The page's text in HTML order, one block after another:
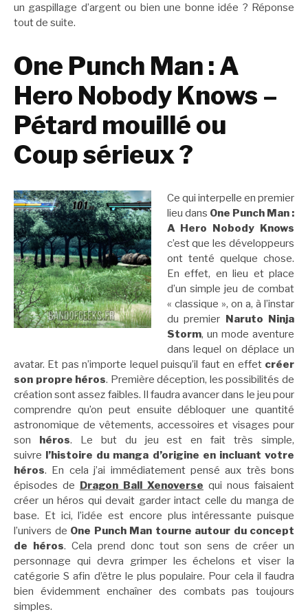
un gaspillage d’argent ou bien une bonne idée ? Réponse
tout de suite.
One Punch Man : A
Hero Nobody Knows –
Pétard mouillé ou
Coup sérieux ?
Ce qui interpelle en premier
lieu dans One Punch Man :
A Hero Nobody Knows
c’est que les développeurs
ont tenté quelque chose.
En effet, en lieu et place
d’un simple jeu de combat
« classique », on a, à l’instar
du premier Naruto Ninja
Storm, un mode aventure
dans lequel on déplace un
avatar. Et pas n’importe lequel puisqu’il faut en effet créer
son propre héros. Première déception, les possibilités de
création sont assez faibles. Il faudra avancer dans le jeu pour
comprendre qu’on peut ensuite débloquer une quantité
astronomique de vêtements, accessoires et visages pour
son héros. Le but du jeu est en fait très simple,
suivre l’histoire du manga d’origine en incluant votre
héros. En cela j’ai immédiatement pensé aux très bons
épisodes de Dragon Ball Xenoverse qui nous faisaient
créer un héros qui devait garder intact celle du manga de
base. Et ici, l’idée est encore plus intéressante puisque
l’univers de One Punch Man tourne autour du concept
de héros. Cela prend donc tout son sens de créer un
personnage qui devra grimper les échelons et viser la
catégorie S afin d’être le plus populaire. Pour cela il faudra
bien évidemment enchaîner des combats pas toujours
simples.